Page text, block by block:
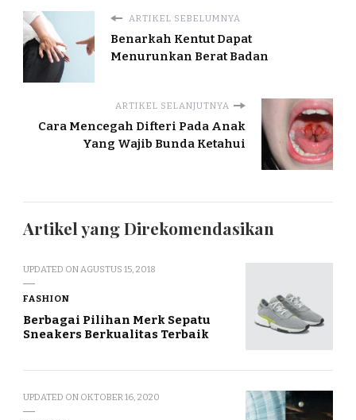
ARTIKEL SEBELUMNYA
Benarkah Kentut Dapat
Menurunkan Berat Badan
ARTIKEL SELANJUTNYA
Cara Mencegah Difteri Pada Anak
Yang Wajib Bunda Ketahui
Artikel yang Direkomendasikan
UPDATED ONAGUSTUS 15, 2018
FASHION
Berbagai Pilihan Merk Sepatu
Sneakers Berkualitas Terbaik
UPDATED ON OKTOBER 16, 2020